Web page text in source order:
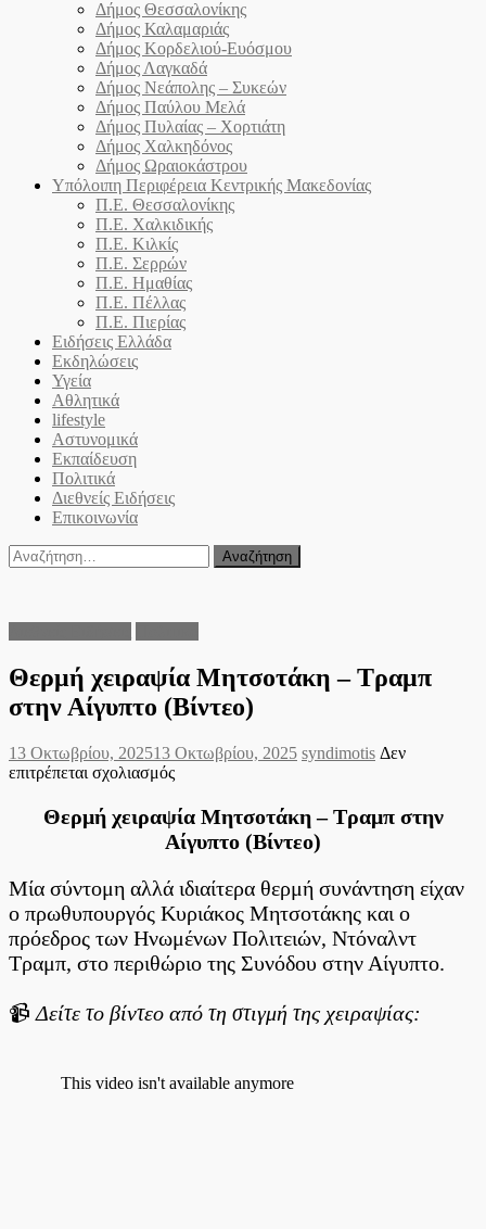
Δήμος Θεσσαλονίκης
Δήμος Καλαμαριάς
Δήμος Κορδελιού-Ευόσμου
Δήμος Λαγκαδά
Δήμος Νεάπολης – Συκεών
Δήμος Παύλου Μελά
Δήμος Πυλαίας – Χορτιάτη
Δήμος Χαλκηδόνος
Δήμος Ωραιοκάστρου
Υπόλοιπη Περιφέρεια Κεντρικής Μακεδονίας
Π.Ε. Θεσσαλονίκης
Π.Ε. Χαλκιδικής
Π.Ε. Κιλκίς
Π.Ε. Σερρών
Π.Ε. Ημαθίας
Π.Ε. Πέλλας
Π.Ε. Πιερίας
Ειδήσεις Ελλάδα
Εκδηλώσεις
Υγεία
Αθλητικά
lifestyle
Αστυνομικά
Εκπαίδευση
Πολιτικά
Διεθνείς Ειδήσεις
Επικοινωνία
Αναζήτηση
για:
Θερμή χειραψία Μητσοτάκη – Τραμπ
στην Αίγυπτο (Βίντεο)
Posted
on
13 Οκτωβρίου, 202513 Οκτωβρίου, 2025 Author
syndimotis Δεν
επιτρέπεται σχολιασμόςστο
χειραψία
Μητσοτάκη
–
στην
Αίγυπτο
(Βίντεο)
Θερμή χειραψία Μητσοτάκη – Τραμπ στην
Αίγυπτο (Βίντεο)
Μία σύντομη αλλά ιδιαίτερα θερμή συνάντηση είχαν
ο πρωθυπουργός Κυριάκος Μητσοτάκης και ο
πρόεδρος των Ηνωμένων Πολιτειών, Ντόναλντ
Τραμπ, στο περιθώριο της Συνόδου στην Αίγυπτο.
📹Δείτε το βίντεο από τη στιγμή της χειραψίας: